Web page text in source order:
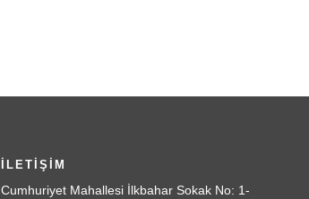
İLETİŞİM
Cumhuriyet Mahallesi İlkbahar Sokak No: 1-